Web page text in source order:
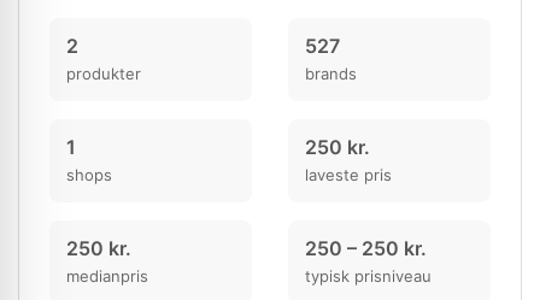
2
produkter
527
brands
1
shops
250 kr.
laveste pris
250 kr.
medianpris
250 – 250 kr.
typisk prisniveau